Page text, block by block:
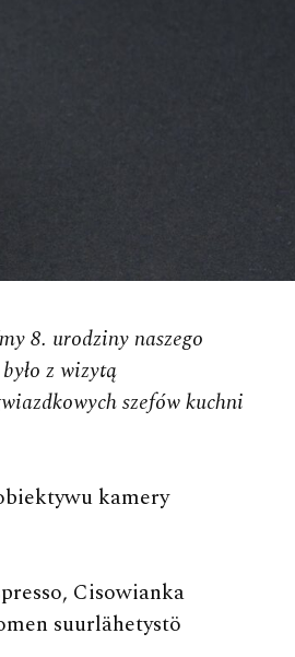
z wizytą
szefów kuchni
kamery
Cisowianka
suurlähetystö